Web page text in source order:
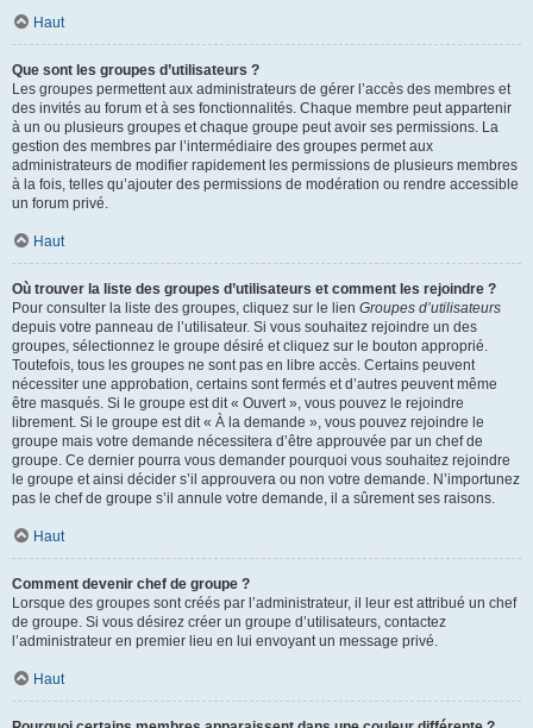
Haut
Que sont les groupes d’utilisateurs ?
Les groupes permettent aux administrateurs de gérer l’accès des membres et
des invités au forum et à ses fonctionnalités. Chaque membre peut appartenir
à un ou plusieurs groupes et chaque groupe peut avoir ses permissions. La
gestion des membres par l’intermédiaire des groupes permet aux
administrateurs de modifier rapidement les permissions de plusieurs membres
à la fois, telles qu’ajouter des permissions de modération ou rendre accessible
un forum privé.
Haut
Où trouver la liste des groupes d’utilisateurs et comment les rejoindre ?
Pour consulter la liste des groupes, cliquez sur le lien Groupes d’utilisateurs
depuis votre panneau de l’utilisateur. Si vous souhaitez rejoindre un des
groupes, sélectionnez le groupe désiré et cliquez sur le bouton approprié.
Toutefois, tous les groupes ne sont pas en libre accès. Certains peuvent
nécessiter une approbation, certains sont fermés et d’autres peuvent même
être masqués. Si le groupe est dit « Ouvert », vous pouvez le rejoindre
librement. Si le groupe est dit « À la demande », vous pouvez rejoindre le
groupe mais votre demande nécessitera d’être approuvée par un chef de
groupe. Ce dernier pourra vous demander pourquoi vous souhaitez rejoindre
le groupe et ainsi décider s’il approuvera ou non votre demande. N’importunez
pas le chef de groupe s’il annule votre demande, il a sûrement ses raisons.
Haut
Comment devenir chef de groupe ?
Lorsque des groupes sont créés par l’administrateur, il leur est attribué un chef
de groupe. Si vous désirez créer un groupe d’utilisateurs, contactez
l’administrateur en premier lieu en lui envoyant un message privé.
Haut